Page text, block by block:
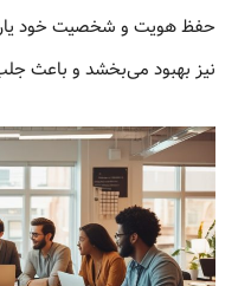
حفظ هویت و شخصیت خود
نیز بهبود می‌بخشد و باعث